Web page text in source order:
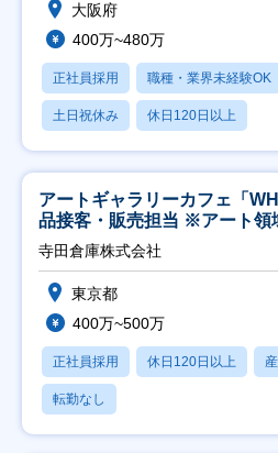
大阪府
400万~480万
正社員採用 職種・業界未経験OK
土日祝休み 休日120日以上
アートギャラリーカフェ「
品接客・販売担当 ※アート領
寺田倉庫株式会社
東京都
400万~500万
正社員採用 休日120日以上
転勤なし